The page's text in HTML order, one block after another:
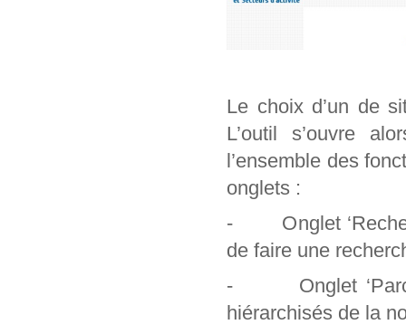
Le choix d’un de
L’outil s’ouvre
l’ensemble des
onglets :
- Onglet
de faire une
- Onglet
hiérarchisés de la